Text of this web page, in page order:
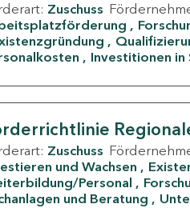
Zuschuss
Investitionen in
Zuschuss
und Wachsen
Personal
und Beratung